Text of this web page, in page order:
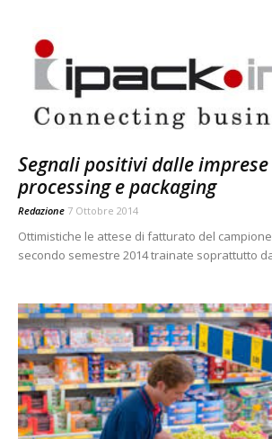
Segnali positivi dalle
processing e packaging
Redazione 7 Ottobre 2014
Ottimistiche le attese di fatturato del
secondo semestre 2014 trainate soprattutto